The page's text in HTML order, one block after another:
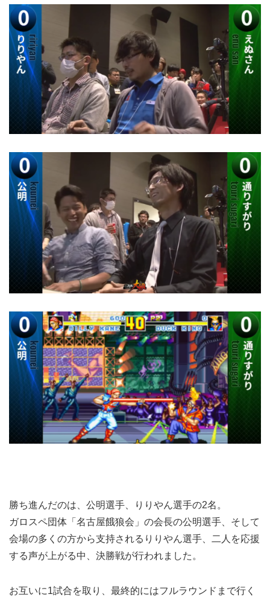
勝ち進んだのは、公明選手、りりやん選手の2名。
ガロスペ団体「名古屋餓狼会」の会長の公明選手、そして
会場の多くの方から支持されるりりやん選手、二人を応援
する声が上がる中、決勝戦が行われました。
お互いに1試合を取り、最終的にはフルラウンドまで行く